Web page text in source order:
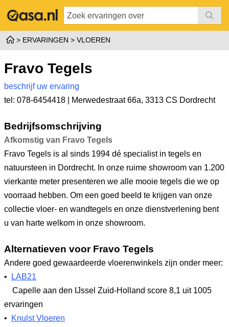
ERVARINGEN VLOEREN
Fravo Tegels
beschrijf uw ervaring
tel: 078-6454418 |
Merwedestraat 66a, 3313 CS Dordrecht
Bedrijfsomschrijving
Afkomstig van Fravo Tegels
Fravo Tegels is al sinds 1994 dé specialist in tegels en
natuursteen in Dordrecht. In onze ruime showroom van 1.200
vierkante meter presenteren we alle mooie tegels die we op
voorraad hebben. Om een goed beeld te krijgen van onze
collectie vloer- en wandtegels en onze dienstverlening bent
u van harte welkom in onze showroom.
Alternatieven voor Fravo Tegels
Andere goed gewaardeerde vloerenwinkels zijn onder meer:
•
LAB21
Capelle aan den IJssel Zuid-Holland score 8,1 uit 1005
ervaringen
•
Knulst Vloeren